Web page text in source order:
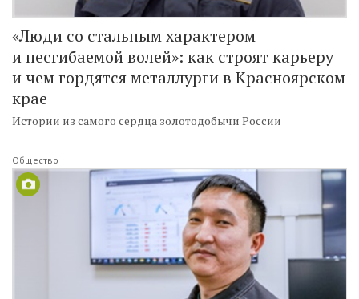
«Люди со стальным характером
и несгибаемой волей»: как строят карьеру
и чем гордятся металлурги в Красноярском
крае
Истории из самого сердца золотодобычи России
Общество